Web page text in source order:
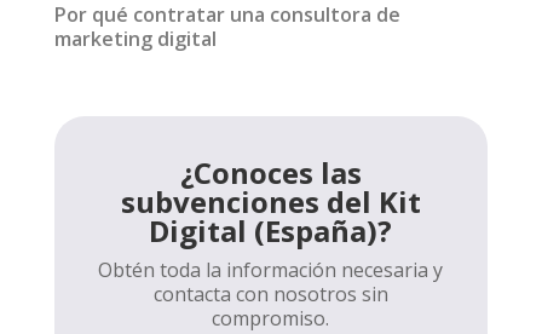
Por qué contratar una consultora de
marketing digital
¿Conoces las
subvenciones del Kit
Digital (España)?
Obtén toda la información necesaria y
contacta con nosotros sin
compromiso.